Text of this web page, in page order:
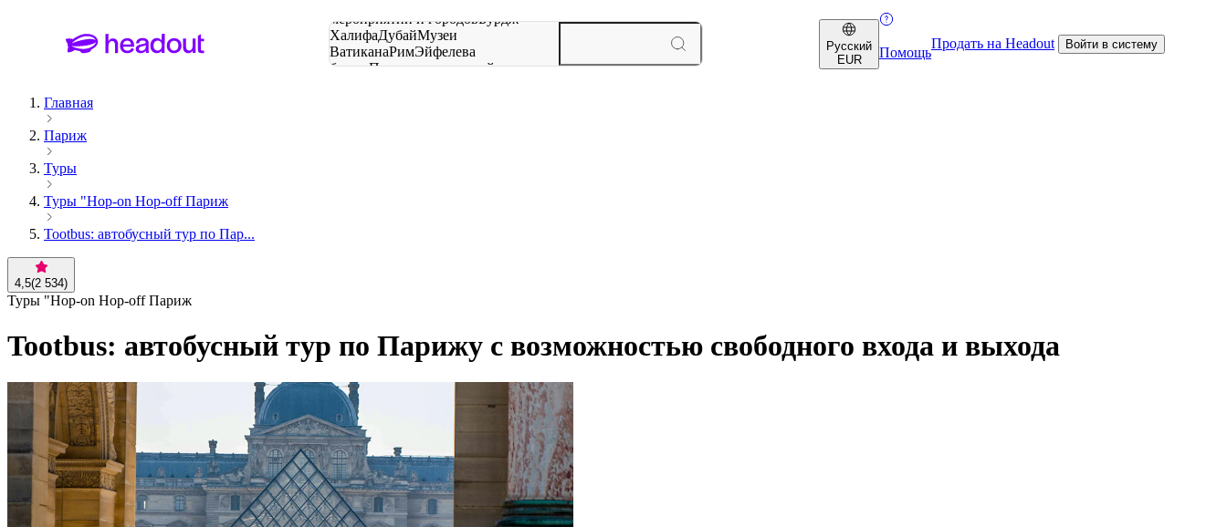
мероприятий и городовБурдж-
ХалифаДубайМузеи
ВатиканаРимЭйфелева
башняПарижмероприятий и
Русский
EUR
Помощь
Продать на Headout Войти в систему
Главная
Париж
Туры
Туры "Hop-on Hop-off Париж
Tootbus: автобусный тур по Пар...
4,5(2 534)
Туры "Hop-on Hop-off Париж
Tootbus: автобусный тур по Парижу с возможностью свободного входа и выхода